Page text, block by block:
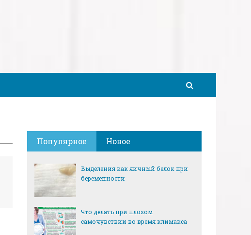
Популярное Новое
Выделения как яичный белок при
беременности
Что делать при плохом
самочувствии во время климакса